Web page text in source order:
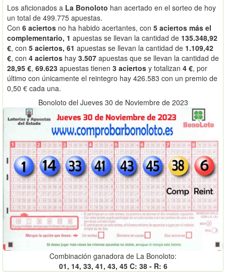
Los aficionados a La Bonoloto han acertado en el sorteo de hoy
un total de 499.775 apuestas.
Con 6 aciertos no ha habido acertantes, con 5 aciertos más el
complementario, 1 apuestas se llevan la cantidad de 135.348,92
€, con 5 aciertos, 61 apuestas se llevan la cantidad de 1.109,42
€, con 4 aciertos hay 3.507 apuestas que se llevan la cantidad de
28,95 €, 69.623 apuestas tienen 3 aciertos y totalizan 4 €, por
último con únicamente el reintegro hay 426.583 con un premio de
0,50 € cada una.
Bonoloto del Jueves 30 de Noviembre de 2023
Combinación ganadora de La Bonoloto:
01, 14, 33, 41, 43, 45 C: 38 - R: 6